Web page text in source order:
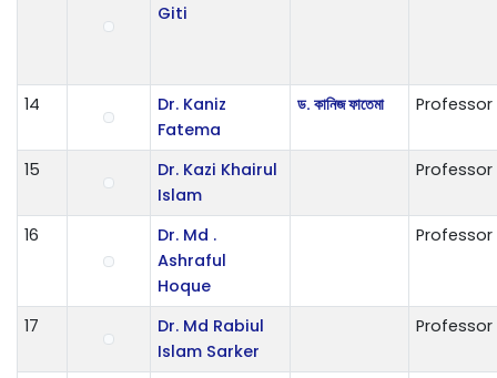
Giti
14
Dr. Kaniz
Fatema
ড. কানিজ ফাতেমা Professor
15
Dr. Kazi Khairul
Islam
Professor
16
Dr. Md .
Ashraful
Hoque
Professor
17
Dr. Md Rabiul
Islam Sarker
Professor